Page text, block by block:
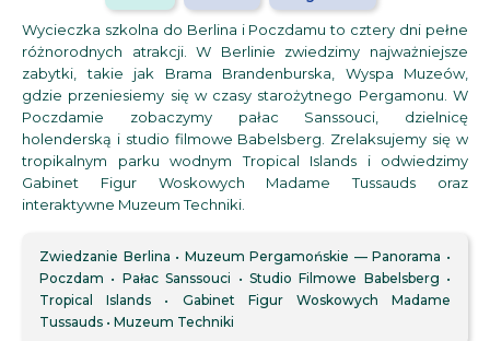
Wycieczka szkolna do Berlina i Poczdamu to cztery dni pełne
różnorodnych atrakcji. W Berlinie zwiedzimy najważniejsze
zabytki, takie jak Brama Brandenburska, Wyspa Muzeów,
gdzie przeniesiemy się w czasy starożytnego Pergamonu. W
Poczdamie zobaczymy pałac Sanssouci, dzielnicę
holenderską i studio filmowe Babelsberg. Zrelaksujemy się w
tropikalnym parku wodnym Tropical Islands i odwiedzimy
Gabinet Figur Woskowych Madame Tussauds oraz
interaktywne Muzeum Techniki.
Zwiedzanie Berlina
Muzeum Pergamońskie — Panorama
Poczdam
Pałac Sanssouci
Studio Filmowe Babelsberg
Tropical Islands
Gabinet Figur Woskowych Madame
Tussauds
Muzeum Techniki